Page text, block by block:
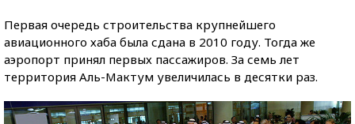
Первая очередь строительства крупнейшего
авиационного хаба была сдана в 2010 году. Тогда же
аэропорт принял первых пассажиров. За семь лет
территория Аль-Мактум увеличилась в десятки раз.